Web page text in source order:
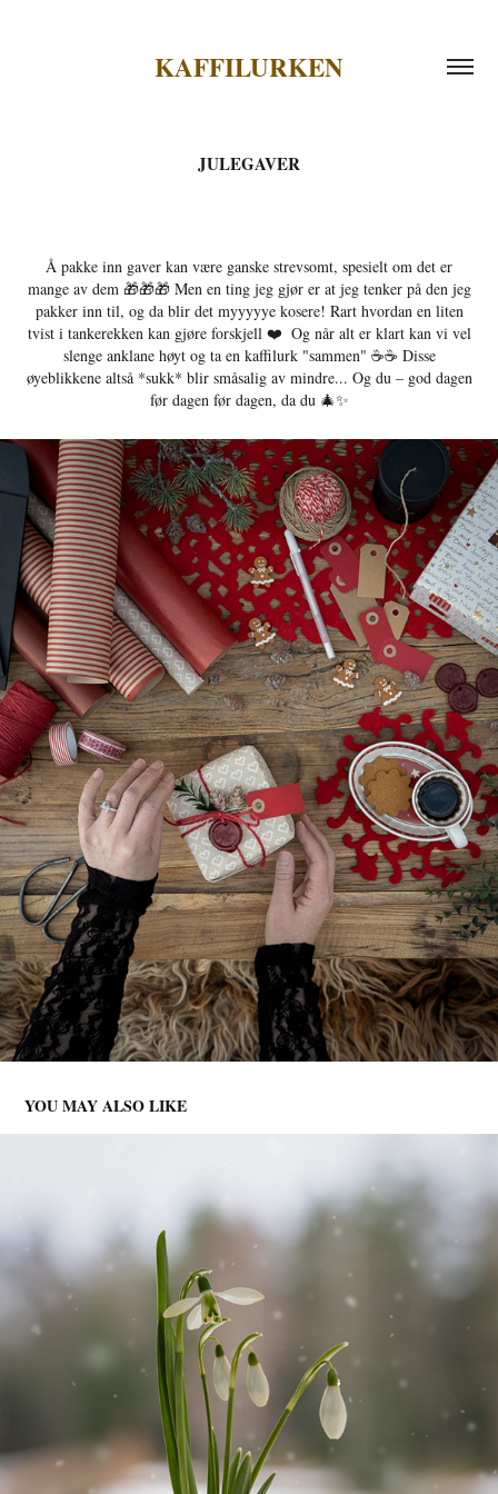
KAFFILURKEN
JULEGAVER
Å pakke inn gaver kan være ganske strevsomt, spesielt om det er
mange av dem 🎁🎁🎁 Men en ting jeg gjør er at jeg tenker på den jeg
pakker inn til, og da blir det myyyyye kosere! Rart hvordan en liten
tvist i tankerekken kan gjøre forskjell ❤️ ⁠ Og når alt er klart kan vi vel
slenge anklane høyt og ta en kaffilurk "sammen" ☕️☕️ Disse
øyeblikkene altså *sukk* blir småsalig av mindre... Og du – god dagen
før dagen før dagen, da du 🎄✨⁠
YOU MAY ALSO LIKE
SNØKLOKKER
2023